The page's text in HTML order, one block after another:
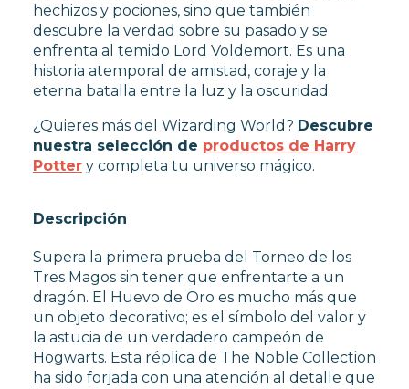
hechizos y pociones, sino que también
descubre la verdad sobre su pasado y se
enfrenta al temido Lord Voldemort. Es una
historia atemporal de amistad, coraje y la
eterna batalla entre la luz y la oscuridad.
¿Quieres más del Wizarding World? Descubre
nuestra selección de productos de Harry
Pottery completa tu universo mágico.
Descripción
Supera la primera prueba del Torneo de los
Tres Magos sin tener que enfrentarte a un
dragón. El Huevo de Oro es mucho más que
un objeto decorativo; es el símbolo del valor y
la astucia de un verdadero campeón de
Hogwarts. Esta réplica de The Noble Collection
ha sido forjada con una atención al detalle que